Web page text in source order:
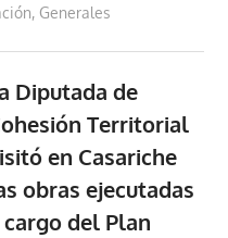
, Generales
Diputada de
Territorial
en Casariche
obras ejecutadas
cargo del Plan